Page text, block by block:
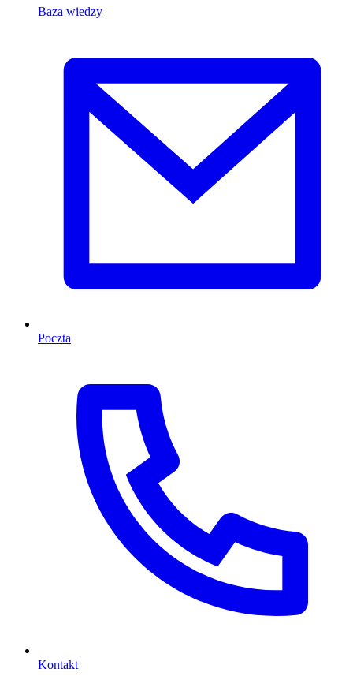
Baza wiedzy
Poczta
Kontakt